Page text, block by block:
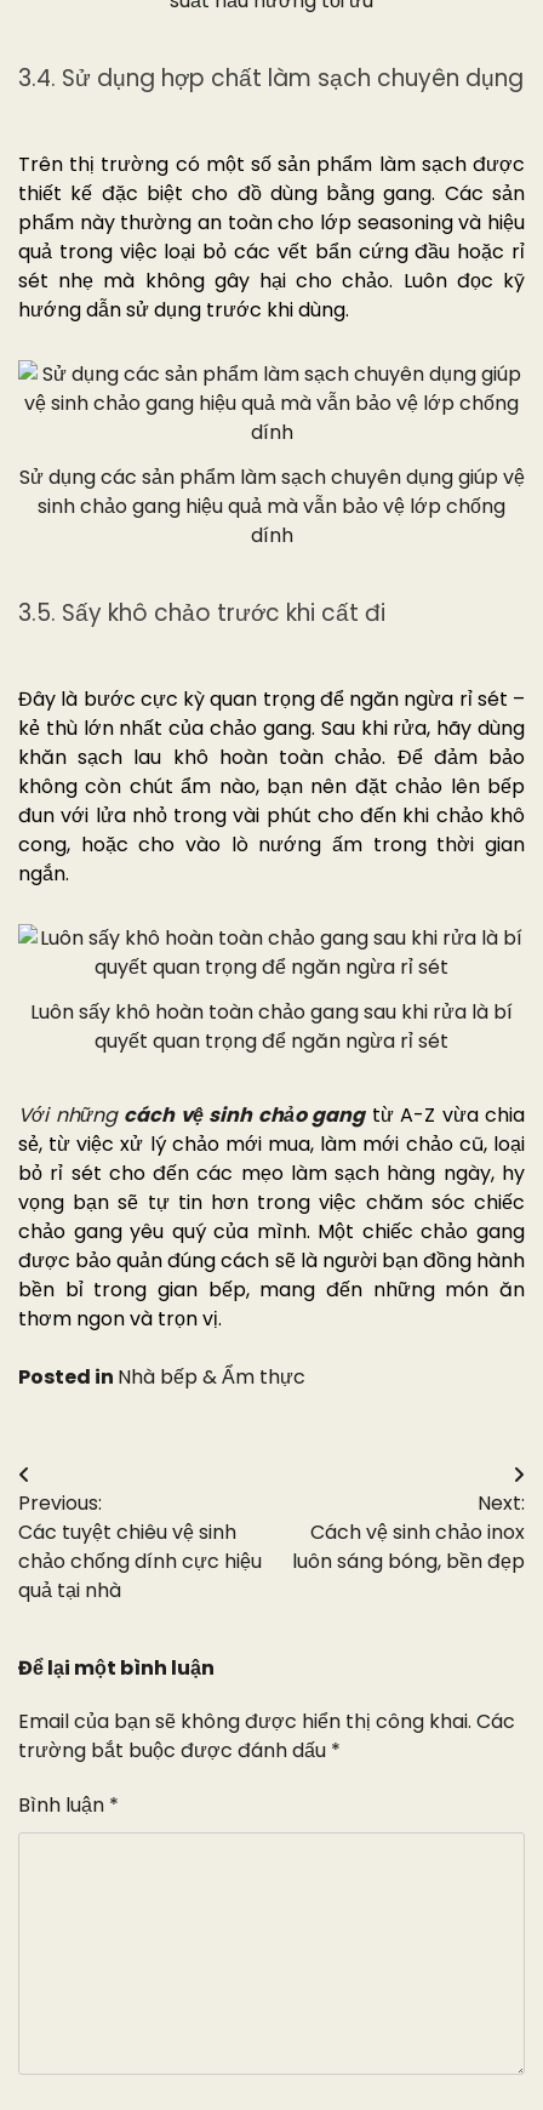
3.4. Sử dụng hợp chất làm sạch chuyên dụng
Trên thị trường có một số sản phẩm làm sạch được
thiết kế đặc biệt cho đồ dùng bằng gang. Các sản
phẩm này thường an toàn cho lớp seasoning và hiệu
quả trong việc loại bỏ các vết bẩn cứng đầu hoặc rỉ
sét nhẹ mà không gây hại cho chảo. Luôn đọc kỹ
hướng dẫn sử dụng trước khi dùng.
Sử dụng các sản phẩm làm sạch chuyên dụng giúp vệ
sinh chảo gang hiệu quả mà vẫn bảo vệ lớp chống
dính
3.5. Sấy khô chảo trước khi cất đi
Đây là bước cực kỳ quan trọng để ngăn ngừa rỉ sét –
kẻ thù lớn nhất của chảo gang. Sau khi rửa, hãy dùng
khăn sạch lau khô hoàn toàn chảo. Để đảm bảo
không còn chút ẩm nào, bạn nên đặt chảo lên bếp
đun với lửa nhỏ trong vài phút cho đến khi chảo khô
cong, hoặc cho vào lò nướng ấm trong thời gian
ngắn.
Luôn sấy khô hoàn toàn chảo gang sau khi rửa là bí
quyết quan trọng để ngăn ngừa rỉ sét
Với những cách vệ sinh chảo gangtừ A-Z vừa chia
sẻ, từ việc xử lý chảo mới mua, làm mới chảo cũ, loại
bỏ rỉ sét cho đến các mẹo làm sạch hàng ngày, hy
vọng bạn sẽ tự tin hơn trong việc chăm sóc chiếc
chảo gang yêu quý của mình. Một chiếc chảo gang
được bảo quản đúng cách sẽ là người bạn đồng hành
bền bỉ trong gian bếp, mang đến những món ăn
thơm ngon và trọn vị.
Posted in Nhà bếp & Ẩm thực
Điều
hướng
bài
viết
Previous:
Các tuyệt chiêu vệ sinh
chảo chống dính cực hiệu
quả tại nhà
Next:
Cách vệ sinh chảo inox
luôn sáng bóng, bền đẹp
Để lại một bình luận
Email của bạn sẽ không được hiển thị công khai. Các
trường bắt buộc được đánh dấu *
Bình luận *